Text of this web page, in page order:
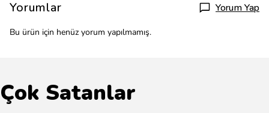
Yorumlar Yorum Yap
Bu ürün için henüz yorum yapılmamış.
Çok Satanlar